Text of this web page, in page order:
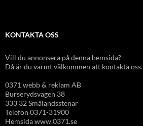
KONTAKTA OSS
Vill du annonsera på denna hemsida?
Då är du varmt välkommen att kontakta oss.
0371 webb & reklam AB
Burserydsvägen 38
333 32 Smålandsstenar
Telefon 0371-31900
Hemsida www.0371.se